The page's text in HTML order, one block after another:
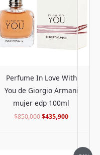
Perfume In Love With
You de Giorgio Armani
mujer edp 100ml
$850,000$435,900